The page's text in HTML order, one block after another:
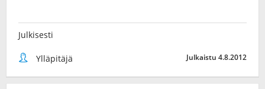
Julkisesti
Ylläpitäjä Julkaistu 4.8.2012